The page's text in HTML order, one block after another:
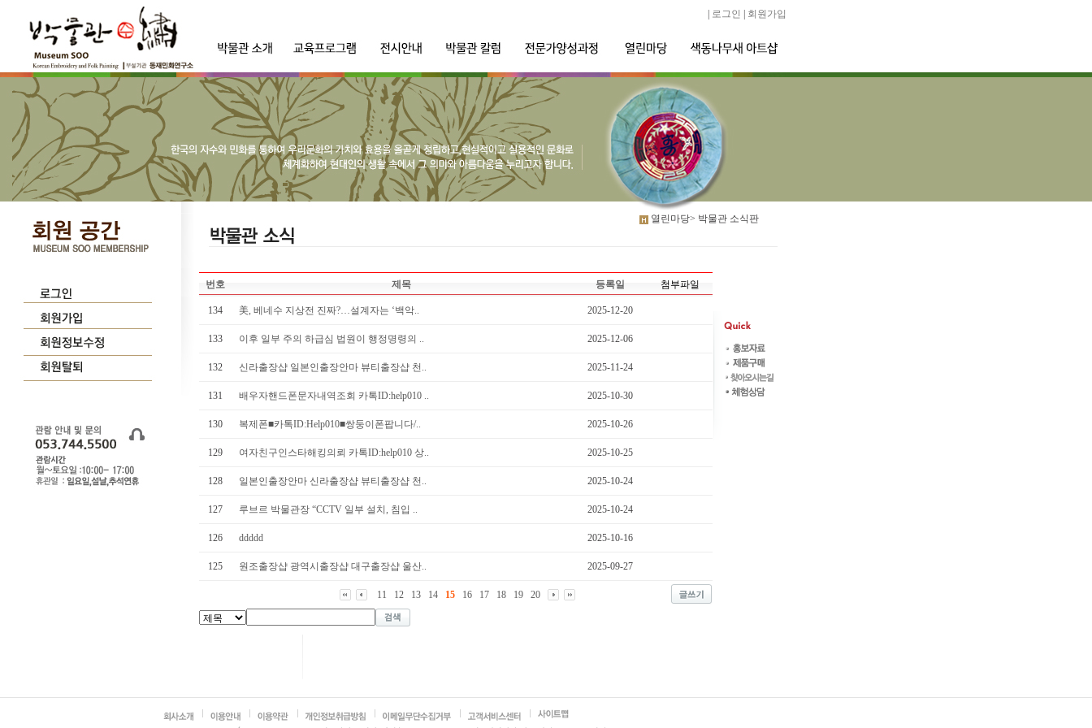
로그인 회원가입
열린마당> 박물관 소식판
번호 제목 등록일 첨부파일
134 美, 베네수 지상전 진짜?…설계자는 ‘백악.. 2025-12-20
133 이후 일부 주의 하급심 법원이 행정명령의 .. 2025-12-06
132 신라출장샵 일본인출장안마 뷰티출장샵 천.. 2025-11-24
131 배우자핸드폰문자내역조회 카톡ID:help010 .. 2025-10-30
130 복제폰■카톡ID:Help010■쌍둥이폰팝니다/.. 2025-10-26
129 여자친구인스타해킹의뢰 카톡ID:help010 상.. 2025-10-25
128 일본인출장안마 신라출장샵 뷰티출장샵 천.. 2025-10-24
127 루브르 박물관장 “CCTV 일부 설치, 침입 .. 2025-10-24
126 ddddd 2025-10-16
125 원조출장샵 광역시출장샵 대구출장샵 울산.. 2025-09-27
11 12 13 14 15 16 17 18 19 20